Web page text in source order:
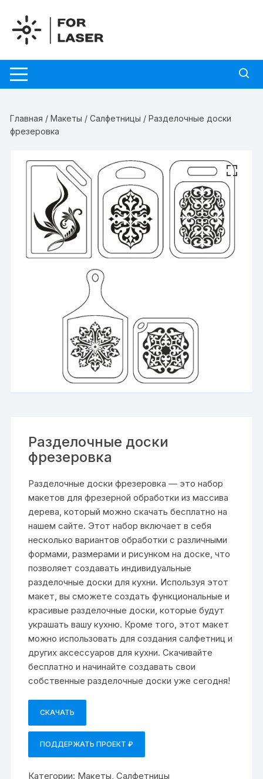
содержимому
Главная /Макеты /Салфетницы / Разделочные доски
фрезеровка
Разделочные доски
фрезеровка
Разделочные доски фрезеровка — это набор
макетов для фрезерной обработки из массива
дерева, который можно скачать бесплатно на
нашем сайте. Этот набор включает в себя
несколько вариантов обработки с различными
формами, размерами и рисунком на доске, что
позволяет создавать индивидуальные
разделочные доски для кухни. Используя этот
макет, вы сможете создать функциональные и
красивые разделочные доски, которые будут
украшать вашу кухню. Кроме того, этот макет
можно использовать для создания салфетниц и
других аксессуаров для кухни. Скачивайте
бесплатно и начинайте создавать свои
собственные разделочные доски уже сегодня!
СКАЧАТЬ
ПОДДЕРЖАТЬ ПРОЕКТ ₽
Категории: Макеты ,Салфетницы